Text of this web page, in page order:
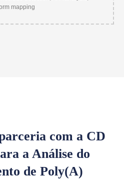
com a CD
a Análise do
de Poly(A)